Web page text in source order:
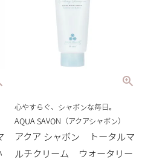
心やすらぐ、シャボンな毎日。
AQUA SAVON（アクアシャボン）
アクア シャボン トータルマ
ルチクリーム ウォータリー